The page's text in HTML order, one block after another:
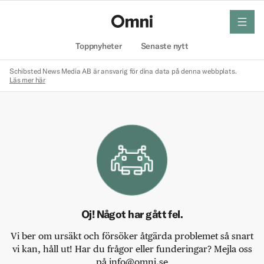
Toppnyheter Senaste nytt
meny
Schibsted News Media AB är ansvarig för dina data på denna webbplats.
Läs mer här
Oj! Något har gått fel.
Vi ber om ursäkt och försöker åtgärda problemet så snart
vi kan, håll ut! Har du frågor eller funderingar? Mejla oss